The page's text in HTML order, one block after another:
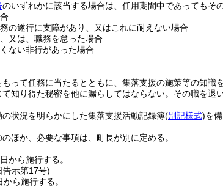
のいずれかに該当する場合は、任用期間中であってもそ
の遂行に支障があり、又はこれに耐えない場合
又は、職務を怠った場合
ない非行があった場合
って任務に当たるとともに、集落支援の施策等の知識
知り得た秘密を他に漏らしてはならない。 その職を退
状況を明らかにした集落支援活動記録簿(別記様式)を
ほか、必要な事項は、町長が別に定める。
から施行する。
告示第17号)
ら施行する。